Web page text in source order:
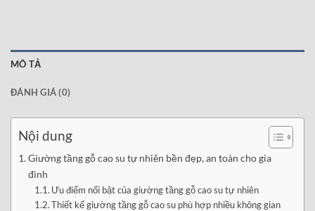
MÔ TẢ
ĐÁNH GIÁ (0)
Nội dung
Giường tầng gỗ cao su tự nhiên bền đẹp, an toàn cho gia
đình
Ưu điểm nổi bật của giường tầng gỗ cao su tự nhiên
Thiết kế giường tầng gỗ cao su phù hợp nhiều không gian